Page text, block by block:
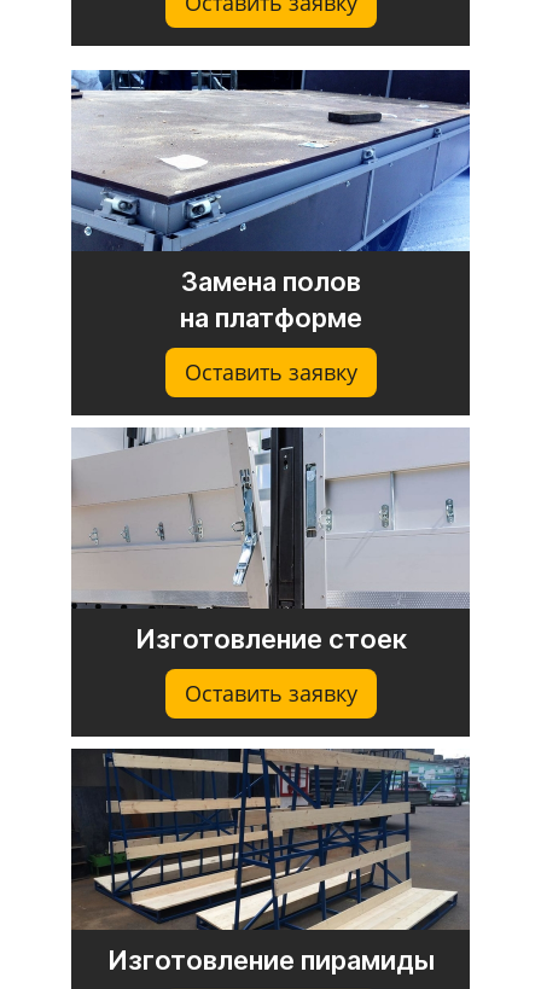
Замена полов
на платформе
Оставить заявку
Изготовление стоек
Оставить заявку
Изготовление пирамиды